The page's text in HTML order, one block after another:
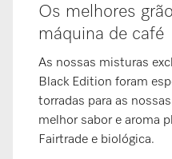
Os melhores
máquina de café
As nossas misturas
Black Edition foram
torradas para as
melhor sabor e aroma
Fairtrade e biológica.